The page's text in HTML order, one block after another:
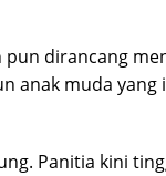
pun dirancang
anak muda
Panitia kini